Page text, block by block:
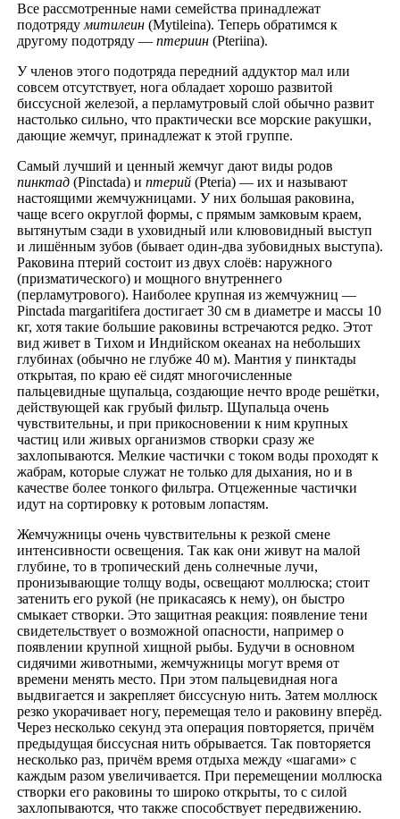
Все рассмотренные нами семейства принадлежат
подотряду митилеин (Mytileina). Теперь обратимся к
другому подотряду — птериин (Pteriina).
У членов этого подотряда передний аддуктор мал или
совсем отсутствует, нога обладает хорошо развитой
биссусной железой, а перламутровый слой обычно развит
настолько сильно, что практически все морские ракушки,
дающие жемчуг, принадлежат к этой группе.
Самый лучший и ценный жемчуг дают виды родов
пинктад (Pinctada) и птерий (Pteria) — их и называют
настоящими жемчужницами. У них большая раковина,
чаще всего округлой формы, с прямым замковым краем,
вытянутым сзади в уховидный или клювовидный выступ
и лишённым зубов (бывает один-два зубовидных выступа).
Раковина птерий состоит из двух слоёв: наружного
(призматического) и мощного внутреннего
(перламутрового). Наиболее крупная из жемчужниц —
Pinctada margaritifera достигает 30 см в диаметре и массы 10
кг, хотя такие большие раковины встречаются редко. Этот
вид живет в Тихом и Индийском океанах на небольших
глубинах (обычно не глубже 40 м). Мантия у пинктады
открытая, по краю её сидят многочисленные
пальцевидные щупальца, создающие нечто вроде решётки,
действующей как грубый фильтр. Щупальца очень
чувствительны, и при прикосновении к ним крупных
частиц или живых организмов створки сразу же
захлопываются. Мелкие частички с током воды проходят к
жабрам, которые служат не только для дыхания, но и в
качестве более тонкого фильтра. Отцеженные частички
идут на сортировку к ротовым лопастям.
Жемчужницы очень чувствительны к резкой смене
интенсивности освещения. Так как они живут на малой
глубине, то в тропический день солнечные лучи,
пронизывающие толщу воды, освещают моллюска; стоит
затенить его рукой (не прикасаясь к нему), он быстро
смыкает створки. Это защитная реакция: появление тени
свидетельствует о возможной опасности, например о
появлении крупной хищной рыбы. Будучи в основном
сидячими животными, жемчужницы могут время от
времени менять место. При этом пальцевидная нога
выдвигается и закрепляет биссусную нить. Затем моллюск
резко укорачивает ногу, перемещая тело и раковину вперёд.
Через несколько секунд эта операция повторяется, причём
предыдущая биссусная нить обрывается. Так повторяется
несколько раз, причём время отдыха между «шагами» с
каждым разом увеличивается. При перемещении моллюска
створки его раковины то широко открыты, то с силой
захлопываются, что также способствует передвижению.